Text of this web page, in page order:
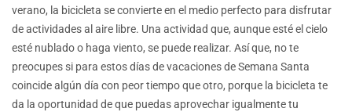
verano, la bicicleta se convierte en el medio perfecto para disfrutar
de actividades al aire libre. Una actividad que, aunque esté el cielo
esté nublado o haga viento, se puede realizar. Así que, no te
preocupes si para estos días de vacaciones de Semana Santa
coincide algún día con peor tiempo que otro, porque la bicicleta te
da la oportunidad de que puedas aprovechar igualmente tu